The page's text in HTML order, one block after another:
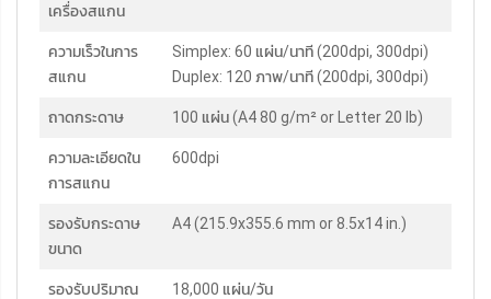
เครื่องสแกน
ความเร็วในการ
สแกน
Simplex: 60 แผ่น/นาที (200dpi, 300dpi)
Duplex: 120 ภาพ/นาที (200dpi, 300dpi)
ถาดกระดาษ 100 แผ่น (A4 80 g/m² or Letter 20 lb)
ความละเอียดใน
การสแกน
600dpi
รองรับกระดาษ
ขนาด
A4 (215.9x355.6 mm or 8.5x14 in.)
รองรับปริมาณ
18,000 แผ่น/วัน